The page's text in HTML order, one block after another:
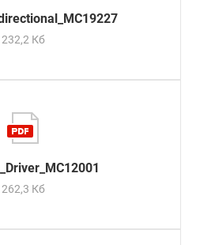
232,2 Кб
262,3 Кб